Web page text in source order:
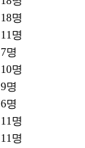
18명
11 명
7명
10명
9명
6명
11 명
11 명